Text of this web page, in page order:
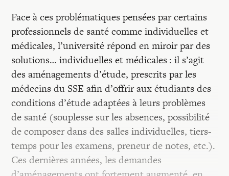
Face à ces problématiques pensées par certains
professionnels de santé comme individuelles et
médicales, l’université répond en miroir par des
solutions… individuelles et médicales : il s’agit
des aménagements d’étude, prescrits par les
médecins du SSE afin d’offrir aux étudiants des
conditions d’étude adaptées à leurs problèmes
de santé (souplesse sur les absences, possibilité
de composer dans des salles individuelles, tiers-
temps pour les examens, preneur de notes, etc.).
Ces dernières années, les demandes